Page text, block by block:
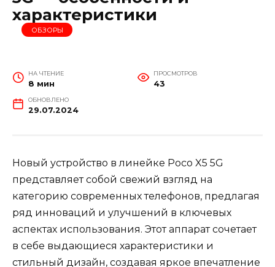
характеристики
ОБЗОРЫ
НА ЧТЕНИЕ
8 мин
ПРОСМОТРОВ
43
ОБНОВЛЕНО
29.07.2024
Новый устройство в линейке Poco X5 5G
представляет собой свежий взгляд на
категорию современных телефонов, предлагая
ряд инноваций и улучшений в ключевых
аспектах использования. Этот аппарат сочетает
в себе выдающиеся характеристики и
стильный дизайн, создавая яркое впечатление